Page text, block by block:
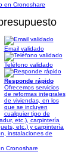
en Cronoshare
Email validado
Teléfono validado
Responde rápido
Ofrecemos servicios
de reformas integrales
de viviendas, en los
que se incluyen
cualquier tipo de
etc.), carpintería
etc.) y carpintería
instalaciones de
Cronoshare